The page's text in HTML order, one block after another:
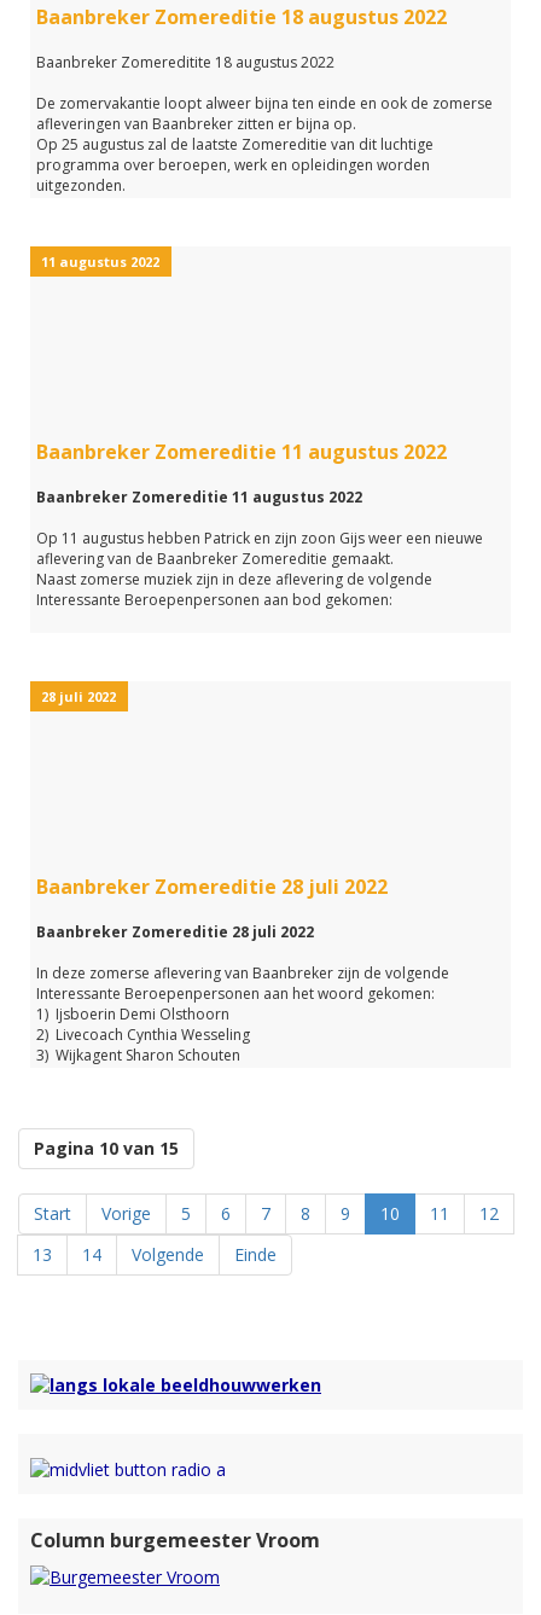
arbeidsnieuws.
Baanbreker Zomereditie 18 augustus 2022
Baanbreker Zomereditite 18 augustus 2022
De zomervakantie loopt alweer bijna ten einde en ook de zomerse
afleveringen van Baanbreker zitten er bijna op.
Op 25 augustus zal de laatste Zomereditie van dit luchtige
programma over beroepen, werk en opleidingen worden
uitgezonden.
lieten Jasper Wellner en Patrick Cilon je de volgende Interessante
Beroepen personen horen:
ook weer de lekkerste zomerhits gedraaid.
Geen paniek, je kunt de hele uitzending met de link hieronder nog
11 augustus 2022
Baanbreker Zomereditie 11 augustus 2022
Baanbreker Zomereditie 11 augustus 2022
Op 11 augustus hebben Patrick en zijn zoon Gijs weer een nieuwe
aflevering van de Baanbreker Zomereditie gemaakt.
Naast zomerse muziek zijn in deze aflevering de volgende
Interessante Beroepenpersonen aan bod gekomen:
- Begeleiders van verstandelijk beperkte jongeren Puk en Robin
- Hondentrainer Ingrid Schouten
28 juli 2022
Baanbreker Zomereditie 28 juli 2022
Baanbreker Zomereditie 28 juli 2022
In deze zomerse aflevering van Baanbreker zijn de volgende
Interessante Beroepenpersonen aan het woord gekomen:
1) Ijsboerin Demi Olsthoorn
2) Livecoach Cynthia Wesseling
3) Wijkagent Sharon Schouten
Naast korte fragementen van deze beroepen zit deze aflevering ook
weer bordevol met zomerse muziek.
Luister dan met de link hieronder de hele uitzending nog een keertje
terug.
Pagina 10 van 15
Start Vorige 5 6 7 8 9 10 11
12
13
14 Volgende Einde
Column burgemeester Vroom